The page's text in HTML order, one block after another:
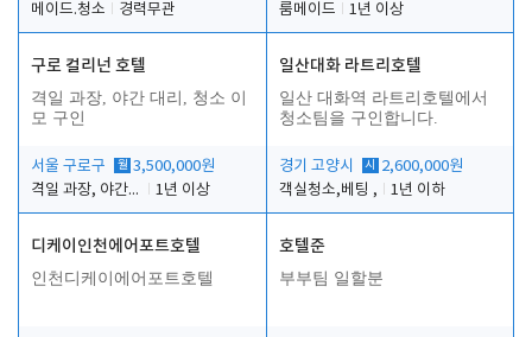
메이드.청소
경력무관
룸메이드
1년 이상
구로 컬리넌 호텔
격일 과장, 야간 대리, 청소 이
모 구인
서울 구로구 월 3,500,000원
격일 과장, 야간 대리, 청소 이모
1년 이상
일산대화 라트리호텔
일산 대화역 라트리호텔에서
청소팀을 구인합니다.
경기 고양시 시
2,600,000원
객실청소,베팅 ,
1년 이하
디케이인천에어포트호텔
인천디케이에어포트호텔
호텔준
부부팀 일할분